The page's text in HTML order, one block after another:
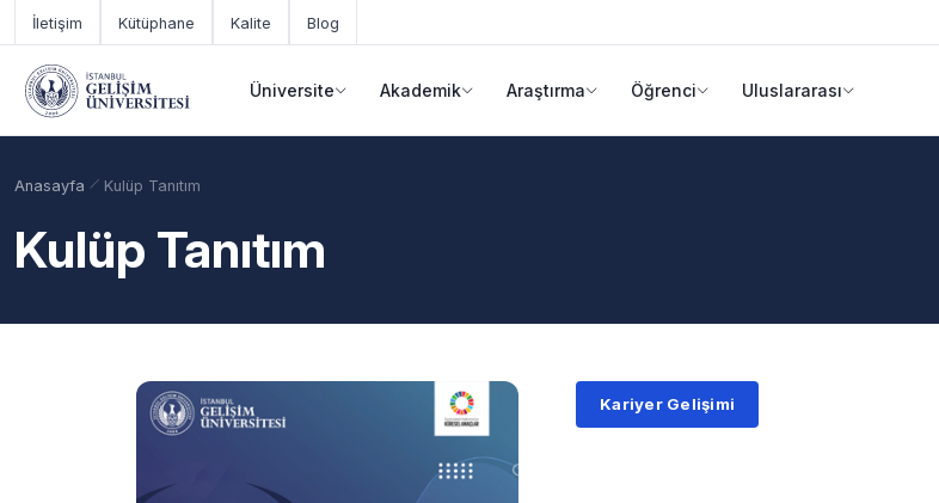
Ana içeriğe geç
İletişim Kütüphane Kalite Blog
Üniversite Akademik Araştırma Öğrenci Uluslararası
Anasayfa Kulüp Tanıtım
Kulüp Tanıtım
Kariyer Gelişimi